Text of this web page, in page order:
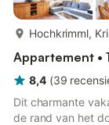
Hochkrimml,
Appartement •
8,4 (39
Dit charmante
de rand van het